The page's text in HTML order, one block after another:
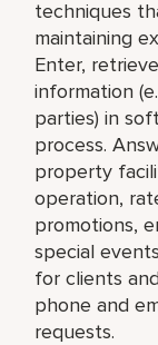
techniques
maintaining
Enter,
information
parties) in
process.
property
operation,
promotions,
special
for clients
phone and
requests.